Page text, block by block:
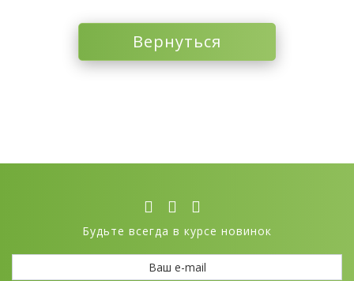
Вернуться
Будьте всегда в курсе новинок